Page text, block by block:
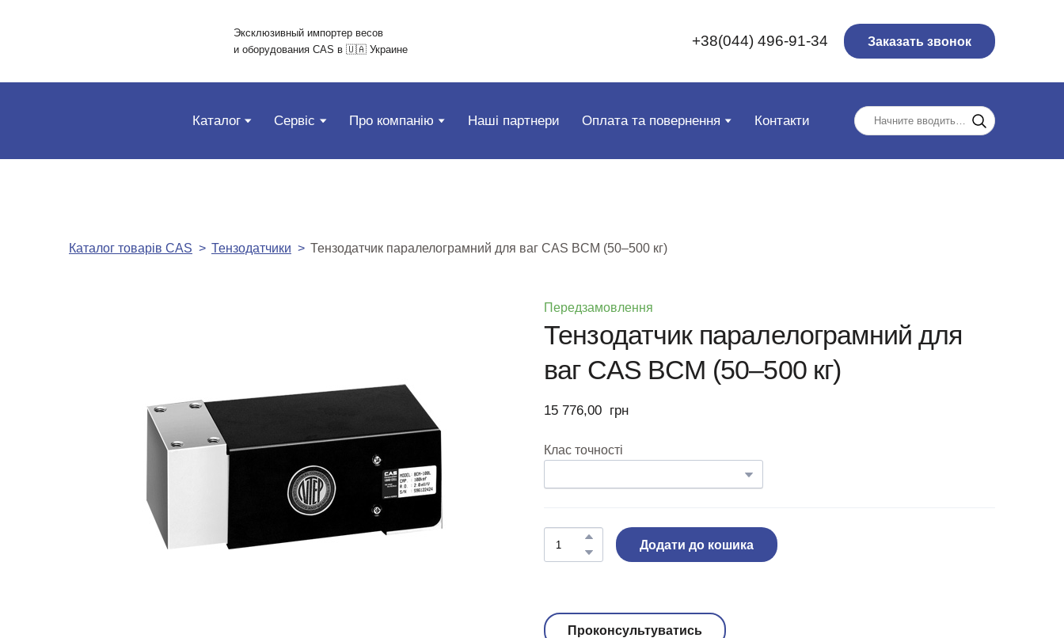
Эксклюзивный импортер весов
и оборудования CAS в 🇺🇦 Украине
+38(044) 496-91-34 Заказать звонок
Каталог Сервіс Про компанію Наші партнери Оплата та повернення Контакти
Каталог товарів CAS Тензодатчики Тензодатчик паралелограмний для ваг CAS BCM (50–500 кг)
Передзамовлення
Тензодатчик паралелограмний для
ваг CAS BCM (50–500 кг)
15 776,00  грн
Клас точності
Додати до кошика
Проконсультуватись